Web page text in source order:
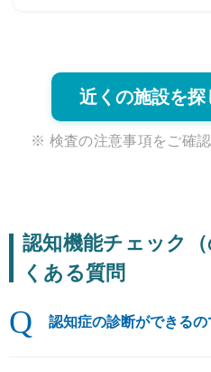
近くの施設を探
※ 検査の注意事項をご確
認知機能チェック
くある質問
Q 認知症の診断ができるの